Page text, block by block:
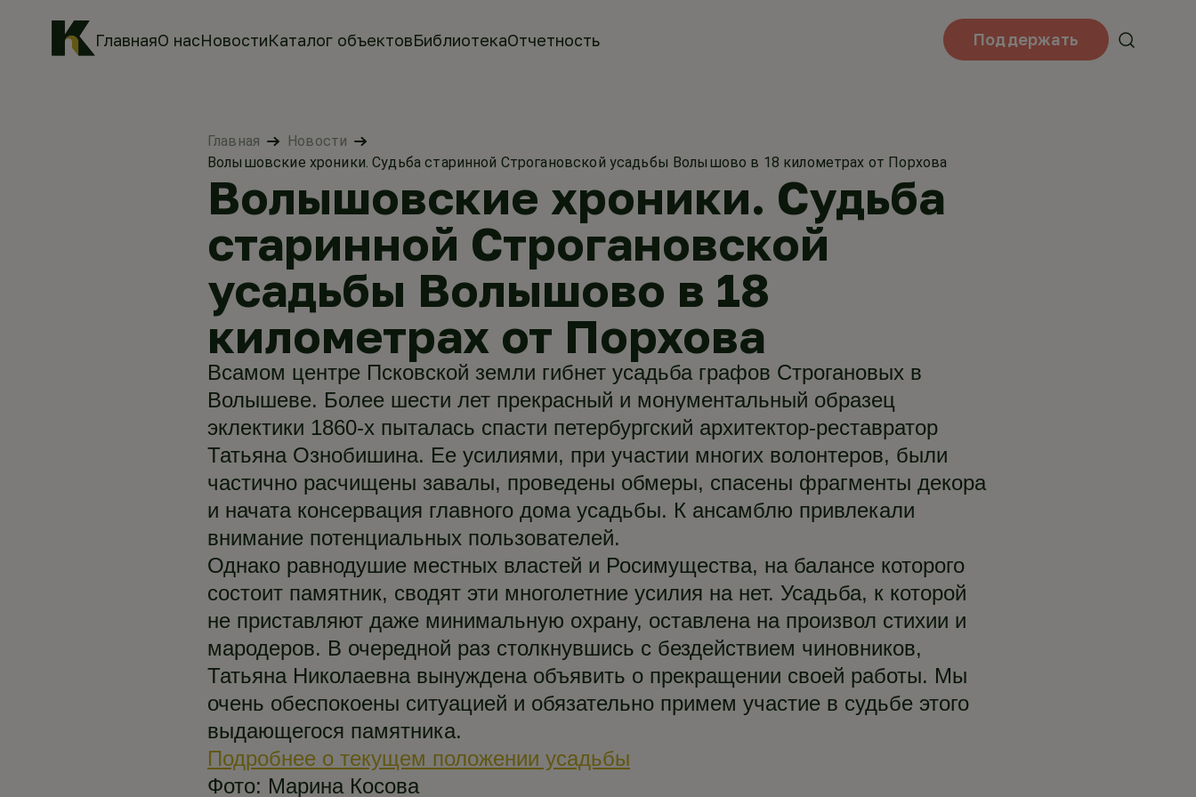
ГлавнаяО насНовостиКаталог объектовБиблиотекаОтчетность Поддержать
Главная
Новости
Волышовские хроники. Судьба старинной Строгановской усадьбы Волышово в 18 километрах от Порхова
Волышовские хроники. Судьба
старинной Строгановской
усадьбы Волышово в 18
километрах от Порхова
Всамом центре Псковской земли гибнет усадьба графов Строгановых в
Волышеве. Более шести лет прекрасный и монументальный образец
эклектики 1860-х пыталась спасти петербургский архитектор-реставратор
Татьяна Ознобишина. Ее усилиями, при участии многих волонтеров, были
частично расчищены завалы, проведены обмеры, спасены фрагменты декора
и начата консервация главного дома усадьбы. К ансамблю привлекали
внимание потенциальных пользователей.
Однако равнодушие местных властей и Росимущества, на балансе которого
состоит памятник, сводят эти многолетние усилия на нет. Усадьба, к которой
не приставляют даже минимальную охрану, оставлена на произвол стихии и
мародеров. В очередной раз столкнувшись с бездействием чиновников,
Татьяна Николаевна вынуждена объявить о прекращении своей работы. Мы
очень обеспокоены ситуацией и обязательно примем участие в судьбе этого
выдающегося памятника.
Подробнее о текущем положении усадьбы
Фото: Марина Косова